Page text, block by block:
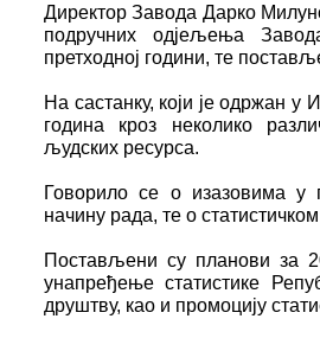
Директор Завода Дарко
подручних одјељења
претходној години, те
На састанку, који је одржан у
година кроз неколико
људских ресурса.
Говорило се о изазовима у
начину рада, те о
Постављени су планови за
унапређење статистике
друштву, као и промоцију